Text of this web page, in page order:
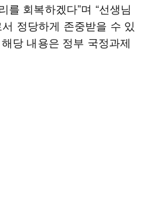
를 회복하겠다”며 “선생님
정당하게 존중받을 수 있
당 내용은 정부 국정과제